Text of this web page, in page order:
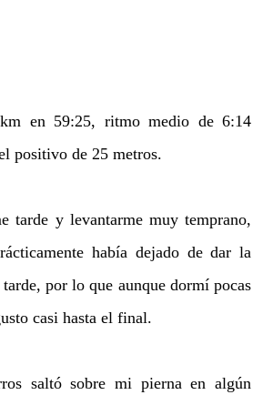
en 59:25, ritmo medio de 6:14
positivo de 25 metros.
tarde y levantarme muy temprano,
había dejado de dar la
por lo que aunque dormí pocas
casi hasta el final.
saltó sobre mi pierna en algún